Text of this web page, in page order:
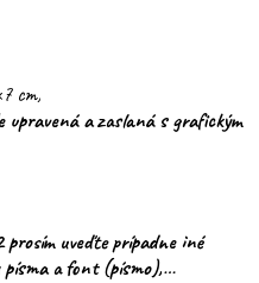
cm,
upravená a zaslaná s grafickým
prosím uveďte prípadne iné
písma a font (písmo),…